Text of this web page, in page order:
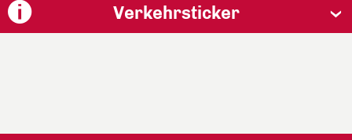
Verkehrsticker